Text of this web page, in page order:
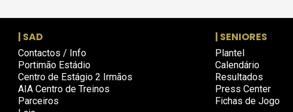
| SAD
Contactos / Info
Portimão Estádio
Centro de Estágio 2 Irmãos
AIA Centro de Treinos
Parceiros
| SENIORES
Plantel
Calendário
Resultados
Press Center
Fichas de Jogo